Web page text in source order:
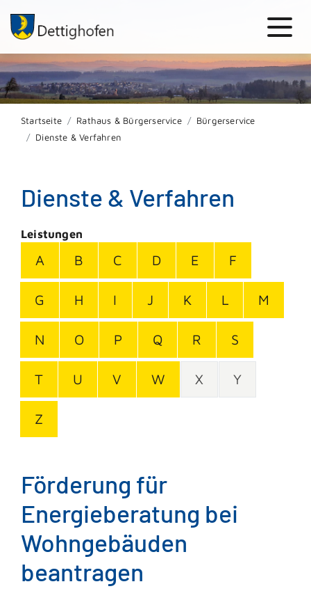
Startseite Rathaus & Bürgerservice
Bürgerservice
Dienste & Verfahren
Dienste & Verfahren
Leistungen
A B C D E F
G H I J K L M
N O P Q R S
T U V W X Y
Z
Förderung für
Energieberatung bei
Wohngebäuden
beantragen